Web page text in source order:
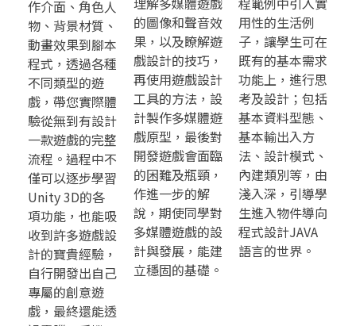
作介面、角色人
物、背景材質、
動畫效果到腳本
程式，透過各種
不同類型的遊
戲，帶您實際體
驗從無到有設計
一款遊戲的完整
流程。過程中不
僅可以逐步學習
Unity 3D的各
項功能，也能吸
收到許多遊戲設
計的寶貴經驗，
自行開發出自己
專屬的創意遊
戲，最終還能透
的圖像和聲音效
果，以及瞭解遊
戲設計的技巧，
再使用遊戲設計
工具的方法，設
計製作多媒體遊
戲原型，最後對
開發遊戲會面臨
的困難及瓶頸，
作進一步的解
說，期使同學對
多媒體遊戲的設
計與發展，能建
立穩固的基礎。
用性的生活例
子，讓學生可在
既有的基本需求
功能上，進行思
考及設計；包括
基本資料型態、
基本輸出入方
法、設計模式、
內建類別等，由
淺入深，引導學
生進入物件導向
程式設計JAVA
語言的世界。